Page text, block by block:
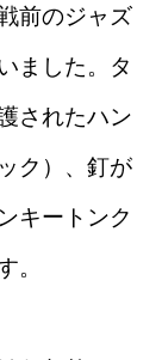
前のジャズ
ました。タ
されたハン
ク）、釘が
キートンク
。